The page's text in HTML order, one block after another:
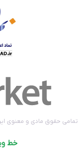
تمامی حقوق مادی و معنوی
خط ویژه